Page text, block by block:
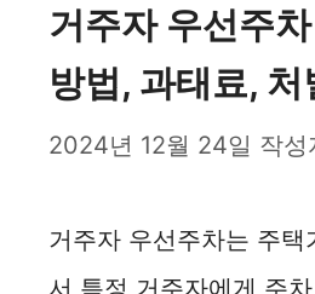
거주자 우선주
방법, 과태료, 처
2024년 12월 24일 작성
거주자 우선주차는 주택
서 특정 거주자에게 주